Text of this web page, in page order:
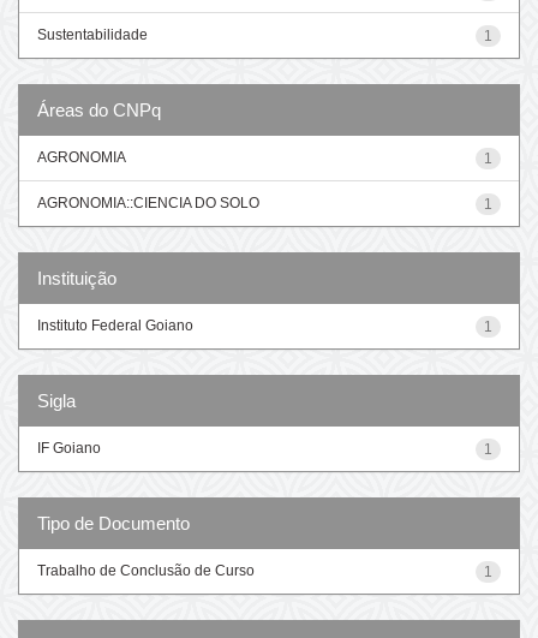
1
Sustentabilidade
Áreas do CNPq
1
AGRONOMIA
1
AGRONOMIA::CIENCIA DO SOLO
Instituição
1
Instituto Federal Goiano
Sigla
1
IF Goiano
Tipo de Documento
1
Trabalho de Conclusão de Curso